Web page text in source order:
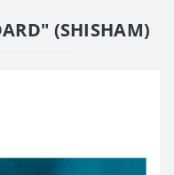
(SHISHAM)